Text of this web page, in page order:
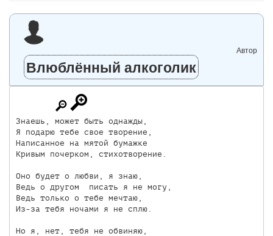
Автор
Влюблённый алкоголик
Знаешь, может быть однажды,
Я подарю тебе свое творение,
Написанное на мятой бумажке
Кривым почерком, стихотворение.
Оно будет о любви, я знаю,
Ведь о другом  писать я не могу,
Ведь только о тебе мечтаю,
Из-за тебя ночами я не сплю.
Но я, нет, тебя не обвиняю,